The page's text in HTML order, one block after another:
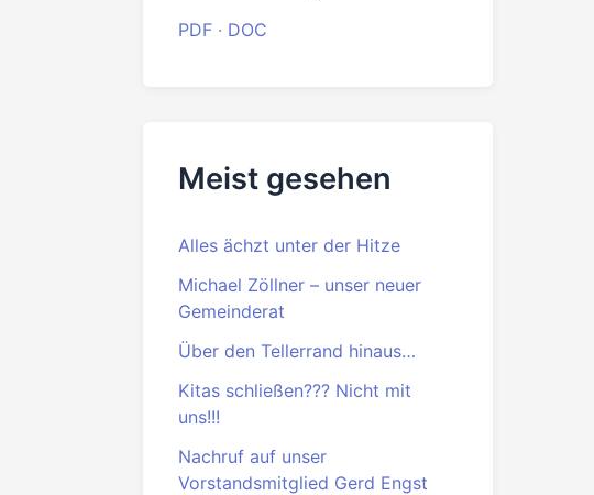
PDF·DOC
Meist gesehen
Alles ächzt unter der Hitze
Gemeinderat